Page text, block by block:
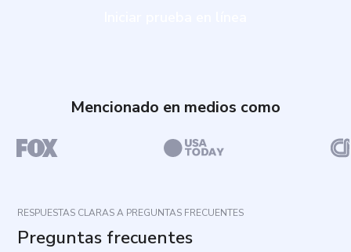
Mencionado en medios como
RESPUESTAS CLARAS A PREGUNTAS FRECUENTES
Preguntas frecuentes